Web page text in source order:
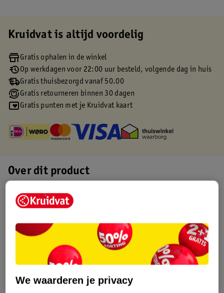
Kruidvat is altijd voordelig
Gratis ophalen in de winkel
Op werkdagen voor 22:00 uur besteld, volgende dag in huis
Gratis thuisbezorgd vanaf 50.00
Gratis retourneren binnen 30 dagen
Gratis punten met je Kruidvat kaart
Over dit product
Productinformatie
Etiketinformatie
Nature Impact Score
Impact Score.
We waarderen je privacy